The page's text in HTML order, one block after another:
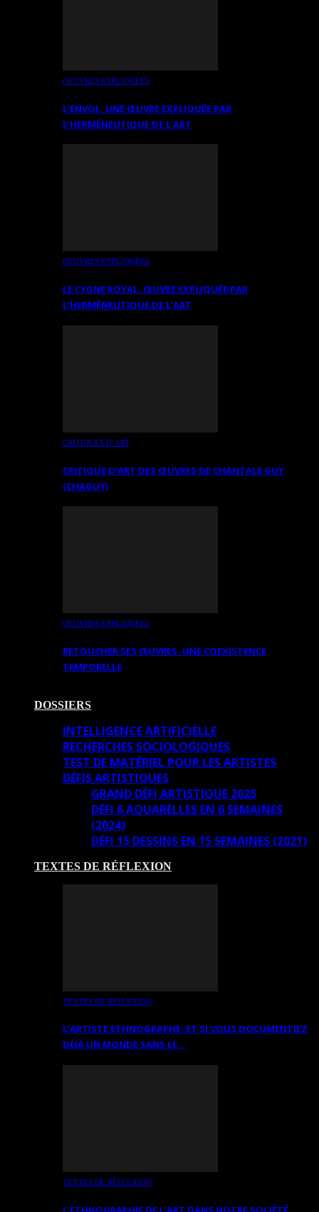
OEUVRES EXPLIQUÉES
L’ENVOL, UNE ŒUVRE EXPLIQUÉE PAR
L’HERMÉNEUTIQUE DE L’ART
OEUVRES EXPLIQUÉES
LE CYGNE ROYAL. ŒUVRE EXPLIQUÉE PAR
L’HERMÉNEUTIQUE DE L’ART
CRITIQUES D’ART
CRITIQUE D’ART DES ŒUVRES DE CHANTALE GUY
(CHAGUY)
OEUVRES EXPLIQUÉES
RETOUCHER SES ŒUVRES. UNE COEXISTENCE
TEMPORELLE
DOSSIERS
INTELLIGENCE ARTIFICIELLE
RECHERCHES SOCIOLOGIQUES
TEST DE MATÉRIEL POUR LES ARTISTES
DÉFIS ARTISTIQUES
GRAND DÉFI ARTISTIQUE 2025
DÉFI 6 AQUARELLES EN 6 SEMAINES
(2024)
DÉFI 15 DESSINS EN 15 SEMAINES (2021)
TEXTES DE RÉFLEXION
TEXTES DE RÉFLEXION
L’ARTISTE ETHNOGRAPHE: ET SI VOUS DOCUMENTIEZ
DÉJÀ UN MONDE SANS LE…
TEXTES DE RÉFLEXION